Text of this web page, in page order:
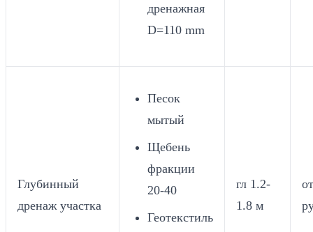
дренажная
D=110 mm
Глубинный
дренаж участка
Песок
мытый
Щебень
фракции
20-40
Геотекстиль
гл 1.2-
1.8 м